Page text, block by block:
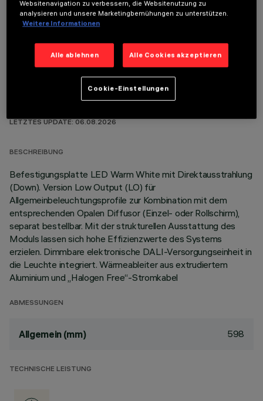
OPTIONALE KOMPONENTEN
TECHNISCHE DATEN
LETZTES UPDATE: 06.08.2026
BESCHREIBUNG
Befestigungsplatte LED Warm White mit Direktausstrahlung
(Down). Version Low Output (LO) für
Allgemeinbeleuchtungsprofile zur Kombination mit dem
entsprechenden Opalen Diffusor (Einzel- oder Rollschirm),
separat bestellbar. Mit der strukturellen Ausstattung des
Moduls lassen sich hohe Effizienzwerte des Systems
erzielen. Dimmbare elektronische DALI-Versorgungseinheit in
die Leuchte integriert. Wärmeableiter aus extrudiertem
Aluminium und „Halogen Free“-Stromkabel
ABMESSUNGEN
Allgemein (mm) 598
TECHNISCHE LEISTUNG
Websitenavigation zu verbessern, die Websitenutzung zu
analysieren und unsere Marketingbemühungen zu unterstützen.
Weitere Informationen
Alle ablehnen Alle Cookies akzeptieren
Cookie-Einstellungen